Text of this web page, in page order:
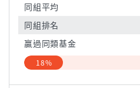
同組平均
同組排名
贏過同類基金
18%